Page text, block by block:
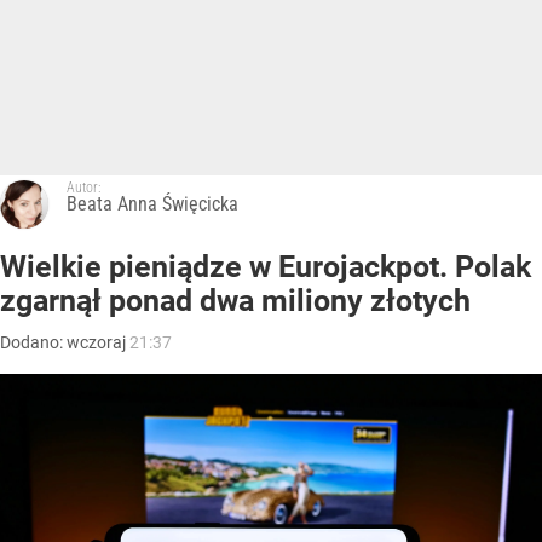
Autor:
Beata Anna Święcicka
Wielkie pieniądze w Eurojackpot. Polak
zgarnął ponad dwa miliony złotych
Dodano:wczoraj 21:37